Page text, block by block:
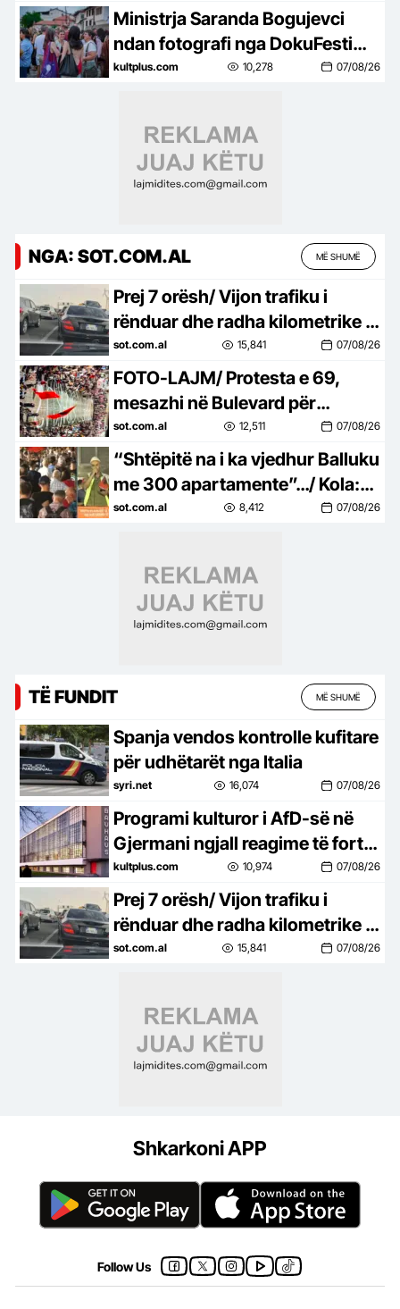
Ministrja Saranda Bogujevci
ndan fotografi nga DokuFesti
dhe uron ekipin për edicionin
kultplus.com 10,278 07/08/26
NGA: SOT.COM.AL MË SHUMË
Prej 7 orësh/ Vijon trafiku i
rënduar dhe radha kilometrike e
automjeteve në aksin Tiranë-
Elbasan
sot.com.al 15,841 07/08/26
FOTO-LAJM/ Protesta e 69,
mesazhi në Bulevard për
Prokurorinë e Posaçme: SPAK,
çfarë pret?
sot.com.al 12,511 07/08/26
“Shtëpitë na i ka vjedhur Balluku
me 300 apartamente”…/ Kola:
Rezistenca kundër Ramës
sot.com.al 8,412 07/08/26
TË FUNDIT MË SHUMË
Spanja vendos kontrolle kufitare
për udhëtarët nga Italia
syri.net 16,074 07/08/26
Programi kulturor i AfD-së në
Gjermani ngjall reagime të forta
në botën e artit
kultplus.com 10,974 07/08/26
Prej 7 orësh/ Vijon trafiku i
rënduar dhe radha kilometrike e
automjeteve në aksin Tiranë-
sot.com.al 15,841 07/08/26
Shkarkoni APP
Follow Us